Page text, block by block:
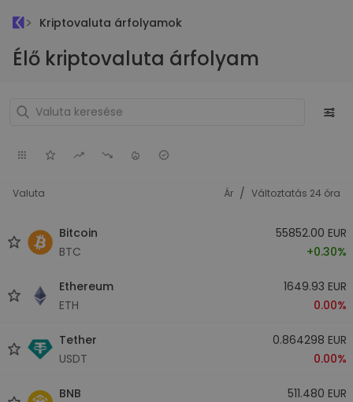
Kriptovaluta árfolyamok
Élő kriptovaluta árfolyam
Valuta Ár / Változtatás 24 óra
Bitcoin
BTC
55852.00 EUR
+0.30%
Ethereum
ETH
1649.93 EUR
0.00%
Tether
USDT
0.864298 EUR
0.00%
BNB
511.480 EUR